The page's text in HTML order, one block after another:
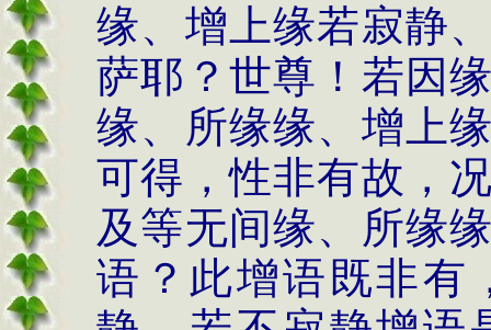
缘、增上缘若寂静
萨耶？世尊！若因
缘、所缘缘、增上
可得，性非有故，
及等无间缘、所缘
语？此增语既非有